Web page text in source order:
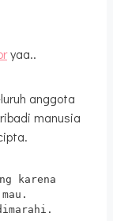
yaa..
anggota
manusia
karena